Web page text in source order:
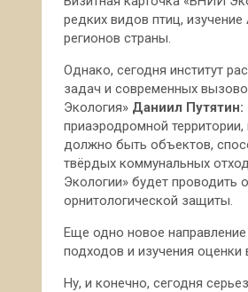
редких видов птиц,
регионов страны.
Однако, сегодня институт
задач и современных
Экология» Даниил Путятин:
приаэродромной
должно быть объектов,
твёрдых коммунальных
Экологии» будет проводить
орнитологической защиты.
Еще одно новое
подходов и изучения оценки
Ну, и конечно, сегодня